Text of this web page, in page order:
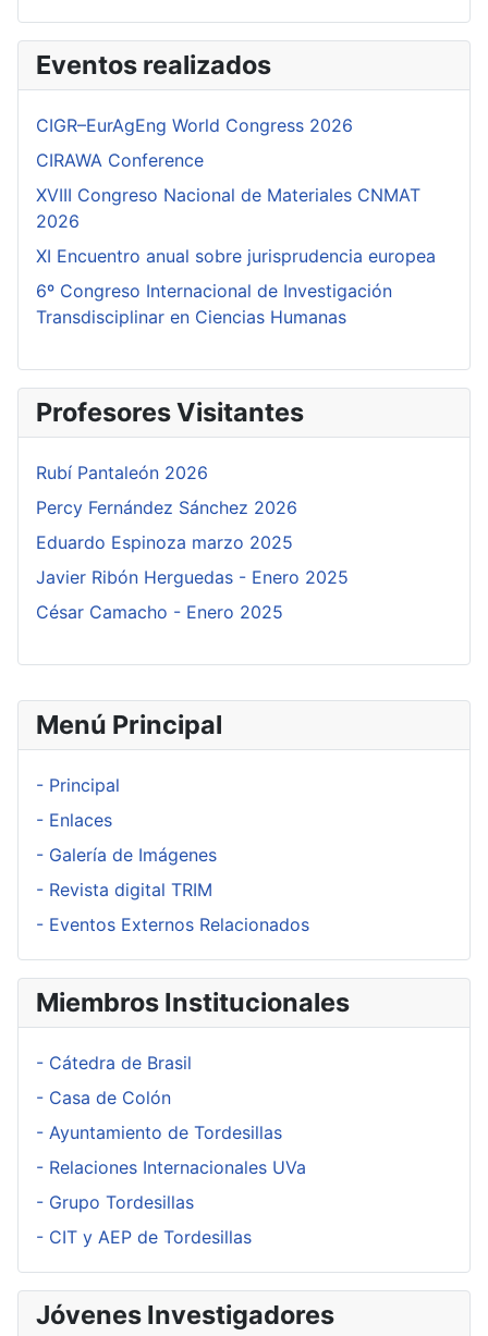
Menú Principal
- Principal
- Enlaces
- Galería de Imágenes
- Revista digital TRIM
- Eventos Externos Relacionados
Miembros Institucionales
- Cátedra de Brasil
- Casa de Colón
- Ayuntamiento de Tordesillas
- Relaciones Internacionales UVa
- Grupo Tordesillas
- CIT y AEP de Tordesillas
Jóvenes Investigadores
Eventos realizados
CIGR–EurAgEng World Congress 2026
CIRAWA Conference
XVIII Congreso Nacional de Materiales CNMAT
2026
XI Encuentro anual sobre jurisprudencia europea
6º Congreso Internacional de Investigación
Transdisciplinar en Ciencias Humanas
Profesores Visitantes
Rubí Pantaleón 2026
Percy Fernández Sánchez 2026
Eduardo Espinoza marzo 2025
Javier Ribón Herguedas - Enero 2025
César Camacho - Enero 2025